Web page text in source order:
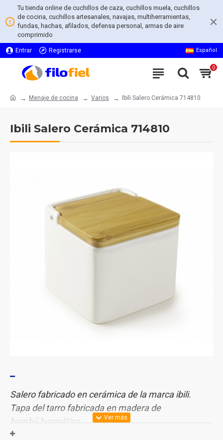
Tu tienda online de cuchillos de caza, cuchillos muela, cuchillos
de cocina, cuchillos artesanales, navajas, multiherramientas,
fundas, hachas, afilados, defensa personal, armas de aire
comprimido
Entrar Registrarse Español
0
Menaje de cocina Varios Ibili Salero Cerámica 714810
Ibili Salero Cerámica 714810
Salero fabricado en cerámica de la marca ibili.
Tapa del tarro fabricada en madera de
bambú hermética.
Medidas: